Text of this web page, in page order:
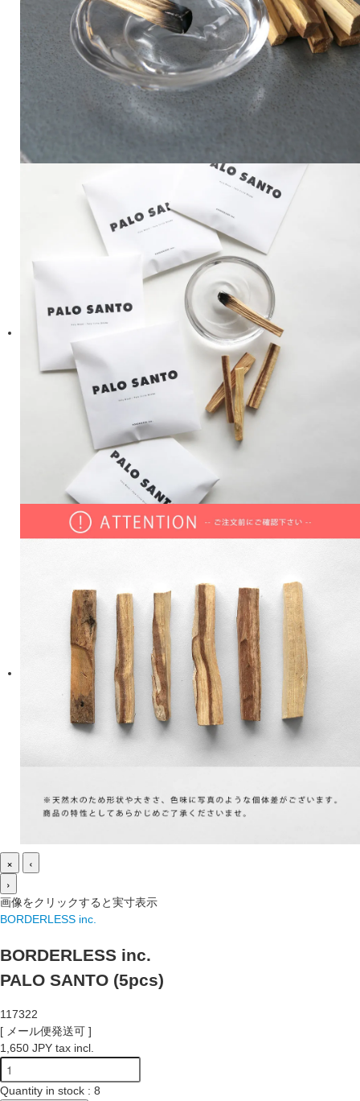
×
‹
›
画像をクリックすると実寸表示
BORDERLESS inc.
BORDERLESS inc.
PALO SANTO (5pcs)
117322
[ メール便発送可 ]
1,650 JPY tax incl.
Quantity in stock : 8